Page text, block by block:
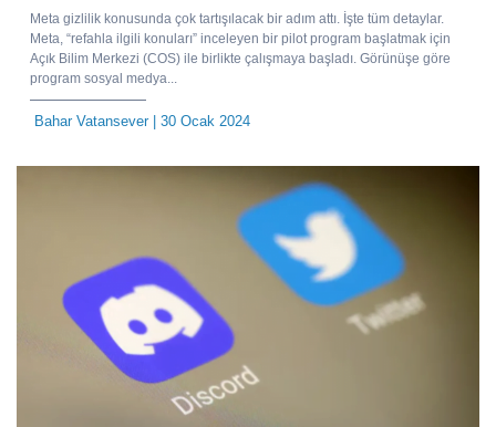
Meta gizlilik konusunda çok tartışılacak bir adım attı. İşte tüm detaylar.
Meta, “refahla ilgili konuları” inceleyen bir pilot program başlatmak için
Açık Bilim Merkezi (COS) ile birlikte çalışmaya başladı. Görünüşe göre
program sosyal medya...
Bahar Vatansever| 30 Ocak 2024